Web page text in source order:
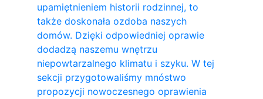
upamiętnieniem historii rodzinnej, to
także doskonała ozdoba naszych
domów. Dzięki odpowiedniej oprawie
dodadzą naszemu wnętrzu
niepowtarzalnego klimatu i szyku. W tej
sekcji przygotowaliśmy mnóstwo
propozycji nowoczesnego oprawienia